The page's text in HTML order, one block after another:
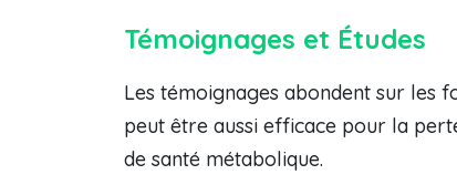
Témoignages et Études
Les témoignages abondent sur les
peut être aussi efficace pour la
de santé métabolique.